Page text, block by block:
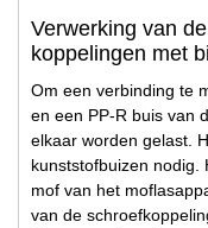
Verwerking van
koppelingen met
Om een verbinding te
en een PP-R buis van
elkaar worden gelast.
kunststofbuizen nodig.
mof van het
van de